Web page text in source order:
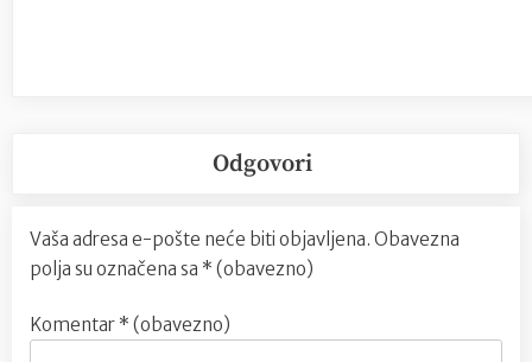
Odgovori
Vaša adresa e-pošte neće biti objavljena. Obavezna
polja su označena sa * (obavezno)
Komentar * (obavezno)